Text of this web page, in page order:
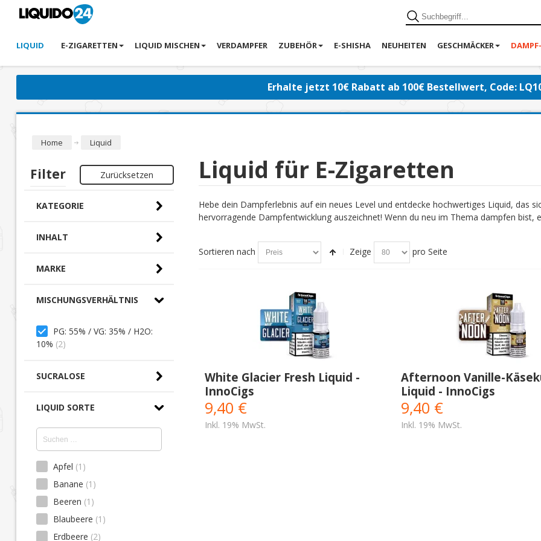
LIQUID E-ZIGARETTEN LIQUID MISCHEN VERDAMPFER ZUBEHÖR E-SHISHA NEUHEITEN GESCHMÄCKER
Erhalte jetzt 10€ Rabatt ab 100€ Bestellwert, Code:
Home Liquid
Liquid für E-Zigaretten
Hebe dein Dampferlebnis auf ein neues Level und entdecke hochwertiges Liquid, das
hervorragende Dampfentwicklung auszeichnet! Wenn du neu im Thema dampfen bist,
Sortieren nach Zeige pro Seite
White Glacier Fresh Liquid -
InnoCigs
9,40 €
Inkl. 19% MwSt.
Afternoon Vanille-
Liquid - InnoCigs
9,40 €
Inkl. 19% MwSt.
Filter Zurücksetzen
KATEGORIE
INHALT
MARKE
MISCHUNGSVERHÄLTNIS
PG: 55% / VG: 35% / H2O:
10% (2)
SUCRALOSE
LIQUID SORTE
Apfel (1)
Banane (1)
Beeren (1)
Blaubeere (1)
Erdbeere (2)